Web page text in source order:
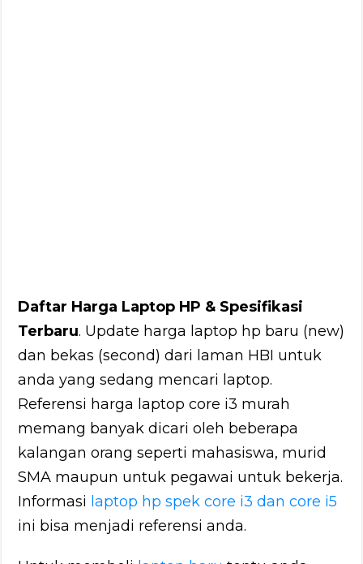
Daftar Harga Laptop HP & Spesifikasi
Terbaru. Update harga laptop hp baru (new)
dan bekas (second) dari laman HBI untuk
anda yang sedang mencari laptop.
Referensi harga laptop core i3 murah
memang banyak dicari oleh beberapa
kalangan orang seperti mahasiswa, murid
SMA maupun untuk pegawai untuk bekerja.
Informasi laptop hp spek core i3 dan core i5
ini bisa menjadi referensi anda.